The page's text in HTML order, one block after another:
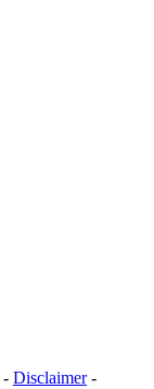
- Disclaimer -